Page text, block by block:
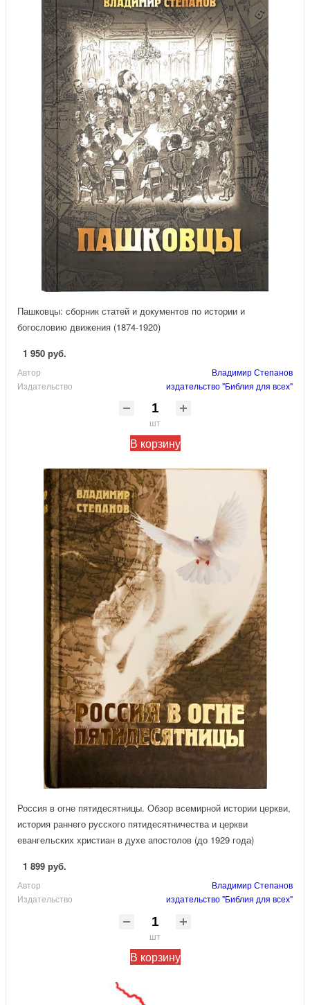
Пашковцы: сборник статей и документов по истории и
богословию движения (1874-1920)
1 950 руб.
Автор
Владимир Степанов
Издательство
издательство "Библия для всех"
шт
В корзину
Россия в огне пятидесятницы. Обзор всемирной истории церкви,
история раннего русского пятидесятничества и церкви
евангельских христиан в духе апостолов (до 1929 года)
1 899 руб.
Автор
Владимир Степанов
Издательство
издательство "Библия для всех"
шт
В корзину